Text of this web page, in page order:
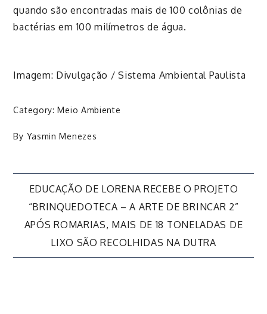
quando são encontradas mais de 100 colônias de
bactérias em 100 milímetros de água.
Imagem: Divulgação / Sistema Ambiental Paulista
Category:Meio Ambiente
By Yasmin Menezes
Navegação
de
Post
EDUCAÇÃO DE LORENA RECEBE O PROJETO
“BRINQUEDOTECA – A ARTE DE BRINCAR 2”
APÓS ROMARIAS, MAIS DE 18 TONELADAS DE
LIXO SÃO RECOLHIDAS NA DUTRA